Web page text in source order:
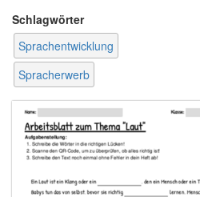
Schlagwörter
Sprachentwicklung
Spracherwerb